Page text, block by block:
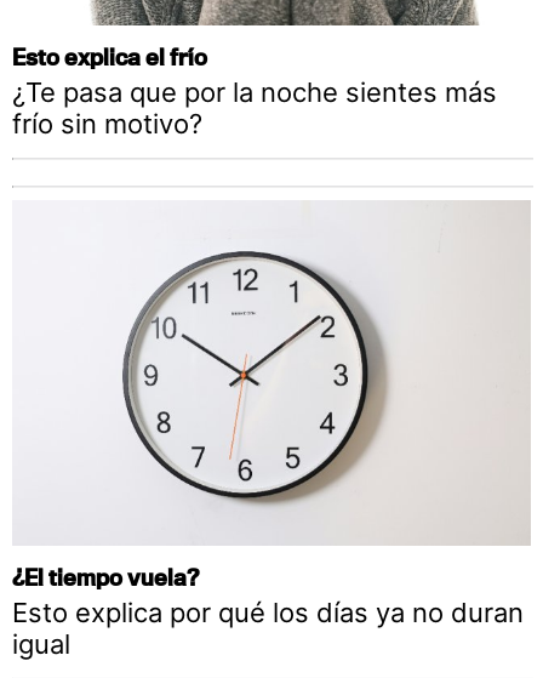
Esto explica el frío
¿Te pasa que por la noche sientes más
frío sin motivo?
¿El tiempo vuela?
Esto explica por qué los días ya no duran
igual